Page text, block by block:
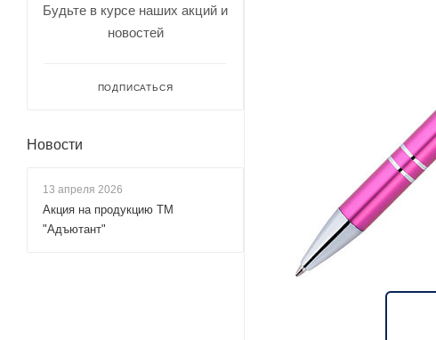
Будьте в курсе наших акций и
новостей
ПОДПИСАТЬСЯ
Новости
13 апреля 2026
Акция на продукцию ТМ
"Адъютант"